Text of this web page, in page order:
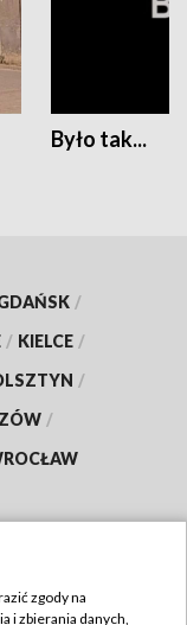
Było tak...
/
/ KIELCE /
/
/
zgody na
i zbierania danych,